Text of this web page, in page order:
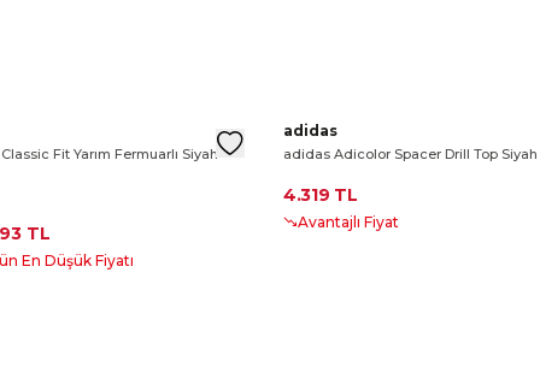
Sweatshirt
Erkek Yeşil SweatshirtLes Benjamins Classics Erkek
Classic Fit Yarım Fermuarlı Siyah SweatshirtLacoste Erkek Classic Fit Yarım
Fit Yarım Fermuarlı Siyah
TL
En Düşük Fiyatı
adidas Adicolor Spacer Drill
adidas
adidas Adicolor Spacer Drill Top
4.319 TL
Avantajlı Fiyat